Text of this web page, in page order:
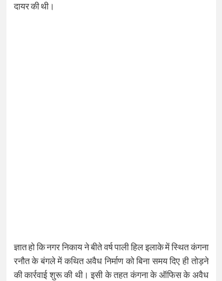
दायर की थी।
ज्ञात हो कि नगर निकाय ने बीते वर्ष पाली हिल इलाके में स्थित कंगना
रनौत के बंगले में कथित अवैध निर्माण को बिना समय दिए ही तोड़ने
की कार्रवाई शुरू की थी। इसी के तहत कंगना के ऑफिस के अवैध